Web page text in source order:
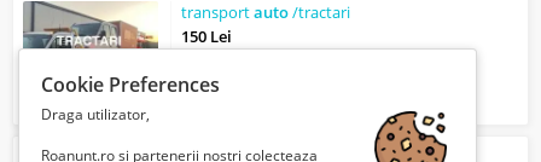
transportauto/tractari
150 Lei
Incarcare clima Zalau-freon ecologic
Cookie Preferences
Draga utilizator,
Roanunt.ro si partenerii nostri colecteaza